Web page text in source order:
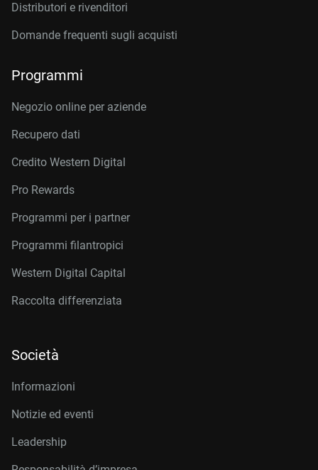
Distributori e rivenditori
Domande frequenti sugli acquisti
Programmi
Negozio online per aziende
Recupero dati
Credito Western Digital
Pro Rewards
Programmi per i partner
Programmi filantropici
Western Digital Capital
Raccolta differenziata
Società
Informazioni
Notizie ed eventi
Leadership